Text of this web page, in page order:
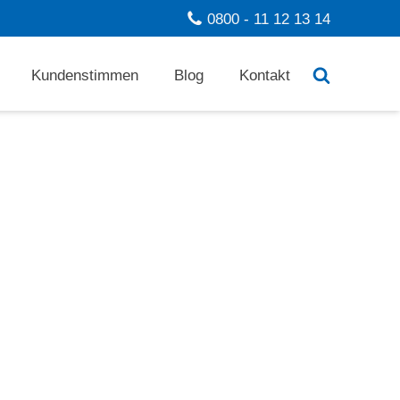
0800 - 11 12 13 14
Kundenstimmen Blog Kontakt